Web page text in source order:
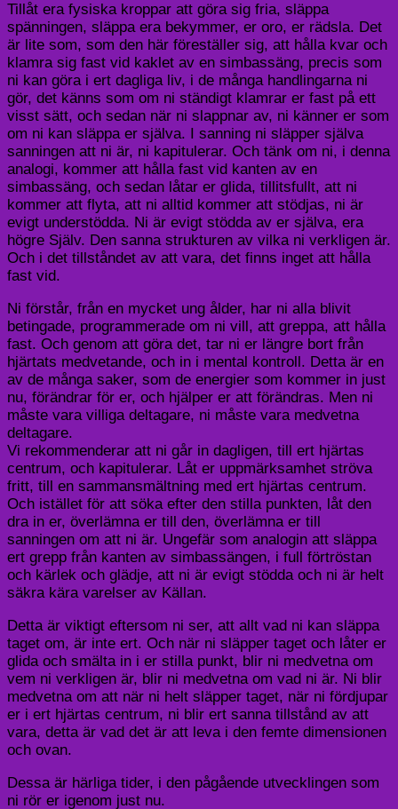
Tillåt era fysiska kroppar att göra sig fria, släppa
spänningen, släppa era bekymmer, er oro, er rädsla. Det
är lite som, som den här föreställer sig, att hålla kvar och
klamra sig fast vid kaklet av en simbassäng, precis som
ni kan göra i ert dagliga liv, i de många handlingarna ni
gör, det känns som om ni ständigt klamrar er fast på ett
visst sätt, och sedan när ni slappnar av, ni känner er som
om ni kan släppa er själva. I sanning ni släpper själva
sanningen att ni är, ni kapitulerar. Och tänk om ni, i denna
analogi, kommer att hålla fast vid kanten av en
simbassäng, och sedan låtar er glida, tillitsfullt, att ni
kommer att flyta, att ni alltid kommer att stödjas, ni är
evigt understödda. Ni är evigt stödda av er själva, era
högre Själv. Den sanna strukturen av vilka ni verkligen är.
Och i det tillståndet av att vara, det finns inget att hålla
fast vid.
Ni förstår, från en mycket ung ålder, har ni alla blivit
betingade, programmerade om ni vill, att greppa, att hålla
fast. Och genom att göra det, tar ni er längre bort från
hjärtats medvetande, och in i mental kontroll. Detta är en
av de många saker, som de energier som kommer in just
nu, förändrar för er, och hjälper er att förändras. Men ni
måste vara villiga deltagare, ni måste vara medvetna
deltagare.
Vi rekommenderar att ni går in dagligen, till ert hjärtas
centrum, och kapitulerar. Låt er uppmärksamhet ströva
fritt, till en sammansmältning med ert hjärtas centrum.
Och istället för att söka efter den stilla punkten, låt den
dra in er, överlämna er till den, överlämna er till
sanningen om att ni är. Ungefär som analogin att släppa
ert grepp från kanten av simbassängen, i full förtröstan
och kärlek och glädje, att ni är evigt stödda och ni är helt
säkra kära varelser av Källan.
Detta är viktigt eftersom ni ser, att allt vad ni kan släppa
taget om, är inte ert. Och när ni släpper taget och låter er
glida och smälta in i er stilla punkt, blir ni medvetna om
vem ni verkligen är, blir ni medvetna om vad ni är. Ni blir
medvetna om att när ni helt släpper taget, när ni fördjupar
er i ert hjärtas centrum, ni blir ert sanna tillstånd av att
vara, detta är vad det är att leva i den femte dimensionen
och ovan.
Dessa är härliga tider, i den pågående utvecklingen som
ni rör er igenom just nu.